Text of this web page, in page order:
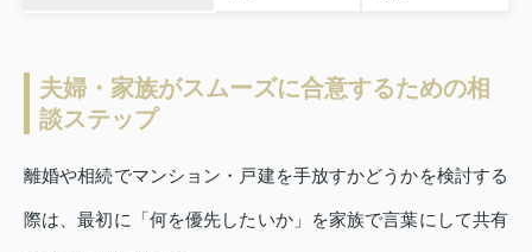
夫婦・家族がスムーズに合意するための相
談ステップ
離婚や相続でマンション・戸建を手放すかどうかを検討する
際は、最初に「何を優先したいか」を家族で言葉にして共有